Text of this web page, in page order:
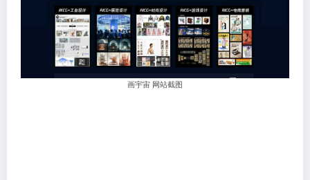
画宇宙 网站截图